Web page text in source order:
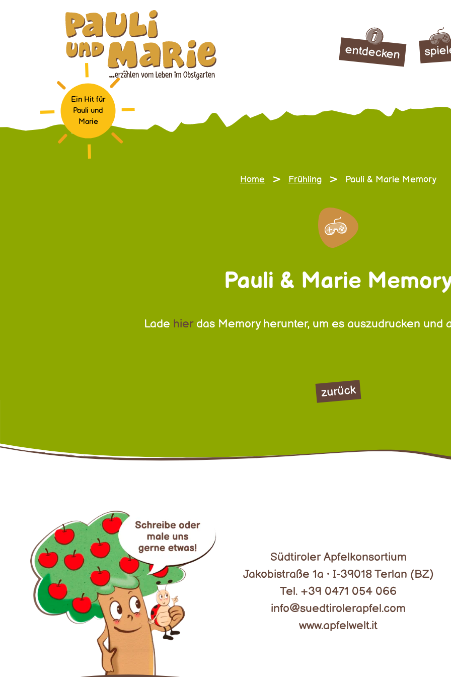
entdecken
Ein Hit für
Pauli und
Marie
Home > Frühling > Pauli & Marie Memory
Pauli & Marie
Lade hierdas Memory herunter, um es auszudrucken und
zurück
Südtiroler Apfelkonsortium
Jakobistraße 1a • I-39018 Terlan (BZ)
Tel. +39 0471 054 066
info@suedtirolerapfel.com
www.apfelwelt.it